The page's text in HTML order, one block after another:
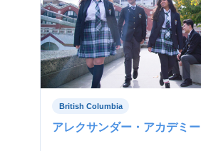
British Columbia
アレクサンダー・アカデミー